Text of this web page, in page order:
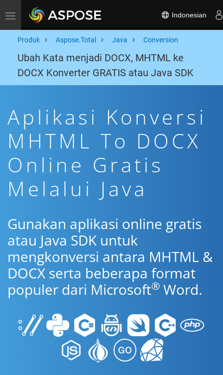
Toggle navigation Indonesian
Produk Aspose.Total Java Conversion
Ubah Kata menjadi DOCX, MHTML ke
DOCX Konverter GRATIS atau Java SDK
Aplikasi Konversi
MHTML To DOCX
Online Gratis
Melalui Java
Gunakan aplikasi online gratis
atau Java SDK untuk
mengkonversi antara MHTML &
DOCX serta beberapa format
populer dari Microsoft® Word.